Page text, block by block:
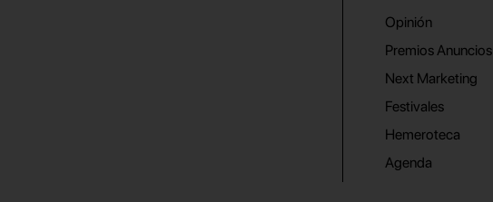
Opinión
Premios Anuncios
Next Marketing
Festivales
Hemeroteca
Agenda